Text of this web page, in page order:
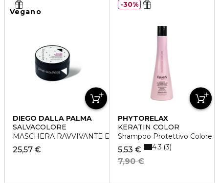
Vegano
DIEGO DALLA PALMA
SALVACOLORE
MASCHERA RAVVIVANTE E PROTETTIVA
25,57 €
PHYTORELAX
KERATIN COLOR
Shampoo Protettivo Colore
5,53 €
7,90 €
4.3 3
30%